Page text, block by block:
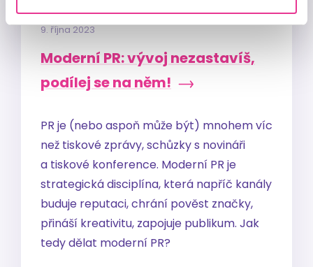
9. října 2023
Moderní PR: vývoj nezastavíš,
podílej se na něm!
PR je (nebo aspoň může být) mnohem víc
než tiskové zprávy, schůzky s novináři
a tiskové konference. Moderní PR je
strategická disciplína, která napříč kanály
buduje reputaci, chrání pověst značky,
přináší kreativitu, zapojuje publikum. Jak
tedy dělat moderní PR?